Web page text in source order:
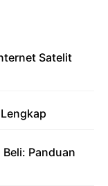
Satelit
Panduan